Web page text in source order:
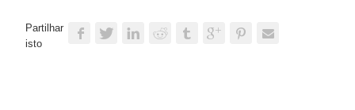
Partilhar
isto